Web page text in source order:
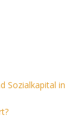
Sozialkapital in